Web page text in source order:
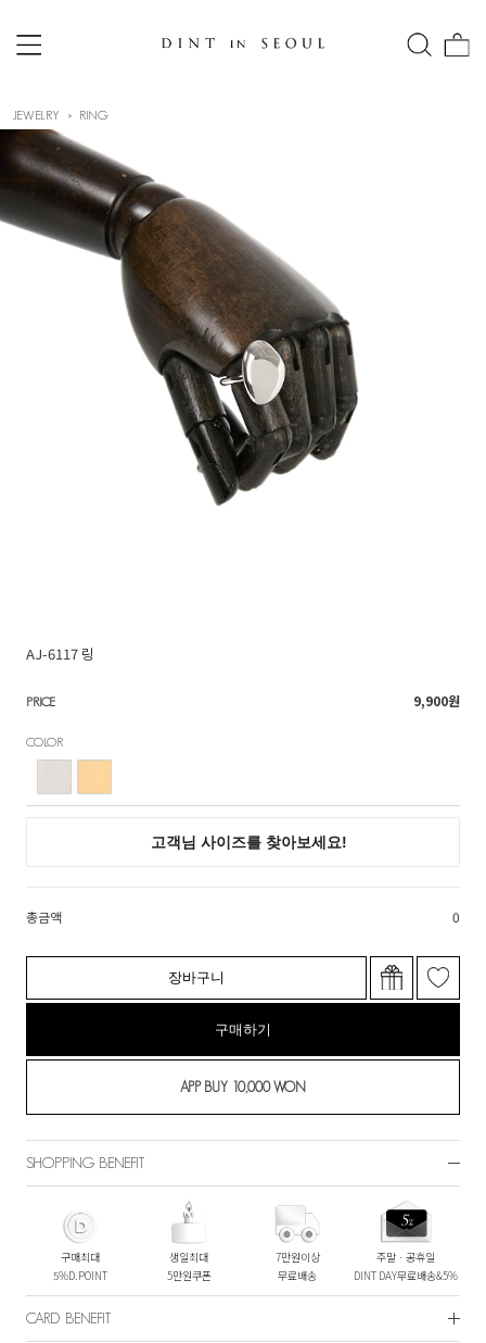
JEWELRY RING
AJ-6117 링
PRICE 9,900원
COLOR
총금액 0
장바구니
구매하기
SHOPPING BENEFIT
구매최대
5%D.POINT
생일최대
5만원쿠폰
7만원이상
무료배송
주말ㆍ공휴일
DINT DAY무료배송&5%
CARD BENEFIT